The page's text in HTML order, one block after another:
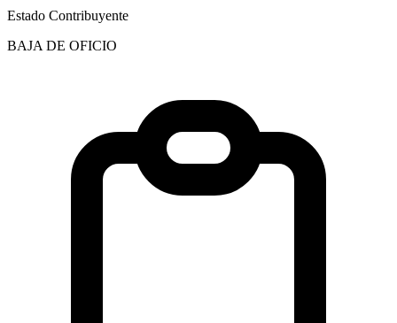
Estado Contribuyente
BAJA DE OFICIO